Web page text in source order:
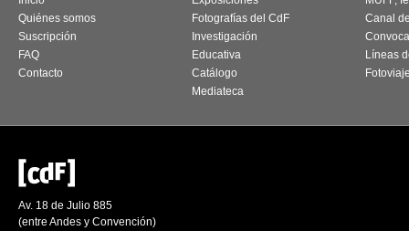
Quiénes somos
Suscripción
FAQ
Contacto
Fotografías del CdF
Investigación
Educativa
Catálogo
Mediateca
Canal
Líneas
Av. 18 de Julio 885
(entre Andes y Convención)